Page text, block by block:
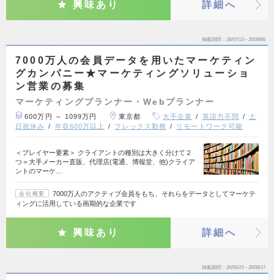
興味あり 詳細へ
掲載期間 26/07/13～26/09/06
7000万人の会員データを用いたマーケティン
グカンパニー★マーケティングソリューショ
ン営業の募集
マーケティングプランナー・Webプランナー
600万円 ～ 1099万円 東京都 大手企業 英語力不問
土
日祝休み
年収600万以上 フレックス勤務 リモートワーク可能
＜プレイヤー要素＞ クライアントの種別は大きく分けて２
つ＝大手メーカー直販、代理店(電通、博報堂、他)クライア
ントのマーケ…
会社概要
7000万人のアクティブ会員をもち、それらをデータとしてマーケテ
ィングに活用している画期的な企業です
興味あり 詳細へ
掲載期間 26/06/23～26/08/17